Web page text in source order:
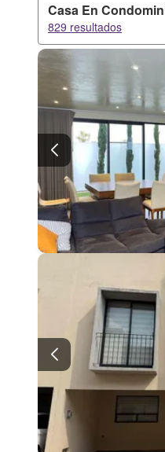
Casa En
829 resultados